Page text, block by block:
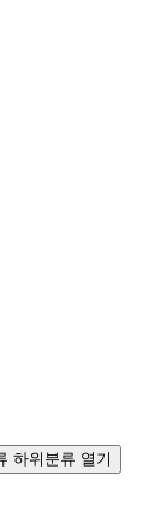
하위분류 열기